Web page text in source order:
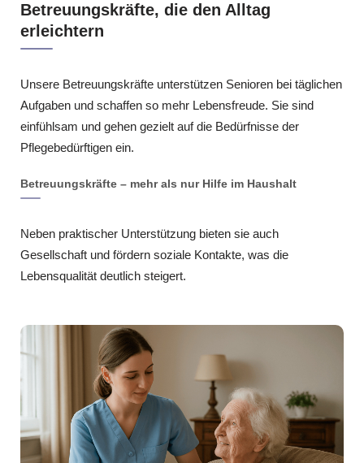
Betreuungskräfte, die den Alltag
erleichtern
Unsere Betreuungskräfte unterstützen Senioren bei täglichen
Aufgaben und schaffen so mehr Lebensfreude. Sie sind
einfühlsam und gehen gezielt auf die Bedürfnisse der
Pflegebedürftigen ein.
Betreuungskräfte – mehr als nur Hilfe im Haushalt
Neben praktischer Unterstützung bieten sie auch
Gesellschaft und fördern soziale Kontakte, was die
Lebensqualität deutlich steigert.